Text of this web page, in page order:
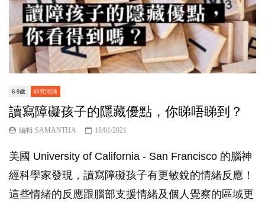
6-9歲 研究咁講
讀寫障礙孩子的隱藏優點，你睇唔睇到？
編輯 SAMANTHA 18/01/2021
美國 University of California - San Francisco 的腦神
經科學家發現，讀寫障礙孩子有更敏銳的情緒反應！
這些情緒的反應跟腦部支援情緒及個人覺察的區域更